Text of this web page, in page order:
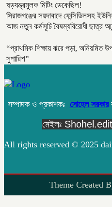
ষড়যন্ত্রমুলক মিটিং ডেকেছিল!
সিরাজগঞ্জের সয়দাবাদে ফেন্সিডিলসহ
আজ নতুন কর্মসূচি বৈষম্যবিরোধী ছাত্র
“প্রাথমিক শিক্ষায় ঝরে পড়া, অনিয়মিত
সুপারিশ”
সম্পাদক ও প্রকাশকঃ সোহেল সরকার
মেইলঃ
All rights reserved © 2025
Theme Created